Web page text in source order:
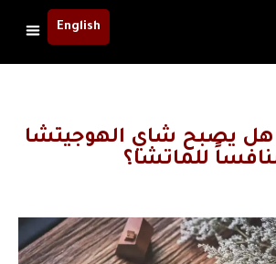
English
يصبح شاي الهوجيتشا
للماتشا؟